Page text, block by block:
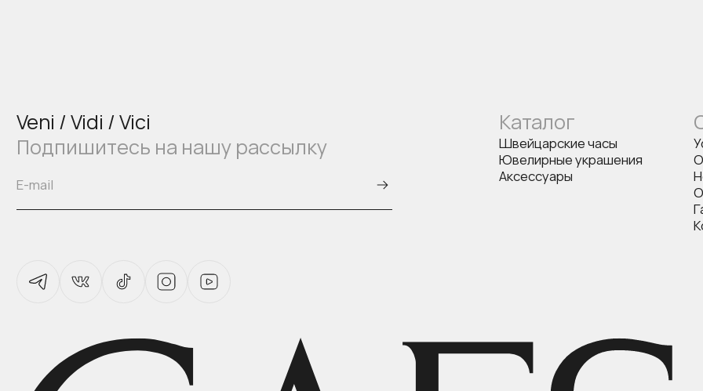
Veni / Vidi / Vici
Подпишитесь на нашу рассылку
Каталог
Швейцарские часы
Ювелирные украшения
Аксессуары